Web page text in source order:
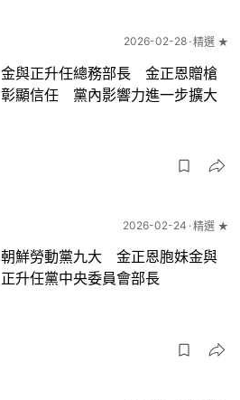
2026-02-28 精選 ★
金與正升任總務部長 金正恩贈槍
彰顯信任 黨內影響力進一步擴大
2026-02-24 精選 ★
朝鮮勞動黨九大 金正恩胞妹金與
正升任黨中央委員會部長